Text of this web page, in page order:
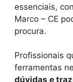
essenciais,
Marco – CE
procura.
Profissionais
ferramentas
dúvidas e